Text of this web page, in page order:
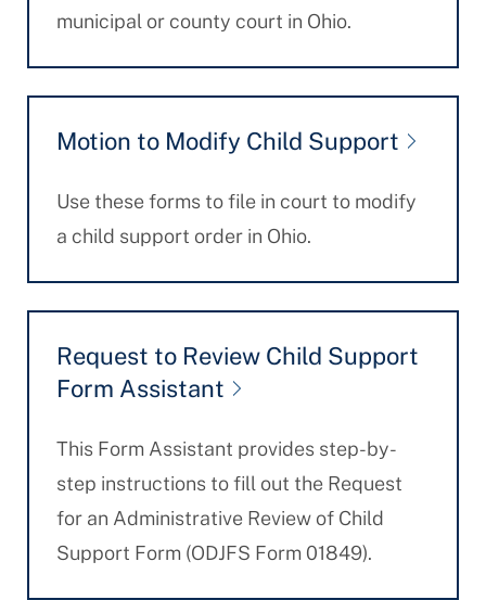
municipal or county court in Ohio.
Motion to Modify Child Support
Use these forms to file in court to modify
a child support order in Ohio.
Request to Review Child Support
Form Assistant
This Form Assistant provides step-by-
step instructions to fill out the Request
for an Administrative Review of Child
Support Form (ODJFS Form 01849).